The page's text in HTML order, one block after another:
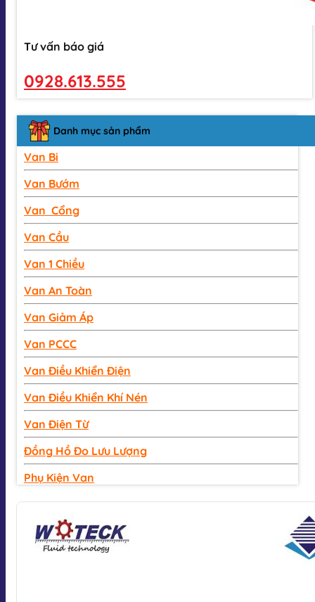
Tư vấn báo giá
0928.613.555
Danh mục sản phẩm
Van Bi
Van Bướm
Van Cổng
Van Cầu
Van 1 Chiều
Van An Toàn
Van Giảm Áp
Van PCCC
Van Điều Khiển Điện
Van Điều Khiển Khí Nén
Van Điện Từ
Đồng Hồ Đo Lưu Lượng
Phụ Kiện Van